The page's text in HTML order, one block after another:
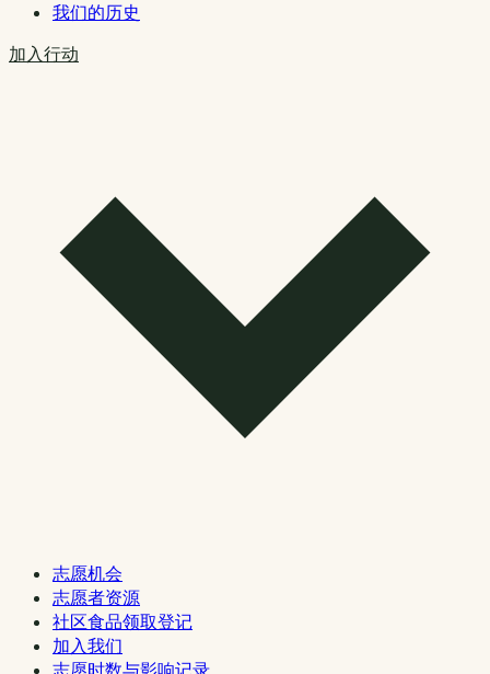
我们的历史
加入行动
志愿机会
志愿者资源
社区食品领取登记
加入我们
志愿时数与影响记录